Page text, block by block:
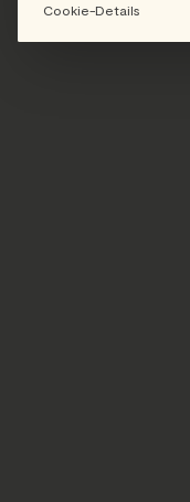
Cookie-Details